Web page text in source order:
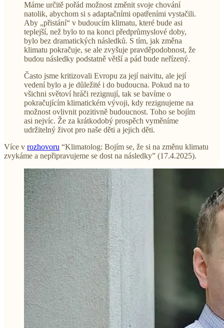
Máme určitě pořád možnost změnit svoje chování
natolik, abychom si s adaptačními opatřeními vystačili.
Aby „přistání“ v budoucím klimatu, které bude asi
teplejší, než bylo to na konci předprůmyslové doby,
bylo bez dramatických následků. S tím, jak změna
klimatu pokračuje, se ale zvyšuje pravděpodobnost, že
budou následky podstatně větší a pád bude neřízený.
Často jsme kritizovali Evropu za její naivitu, ale její
vedení bylo a je důležité i do budoucna. Pokud na to
všichni světoví hráči rezignují, tak se bavíme o
pokračujícím klimatickém vývoji, kdy rezignujeme na
možnost ovlivnit pozitivně budoucnost. Toho se bojím
asi nejvíc. Že za krátkodobý prospěch vyměníme
udržitelný život pro naše děti a jejich děti.
Více v rozhovoru “Klimatolog: Bojím se, že si na změnu klimatu
zvykáme a nepřipravujeme se dost na následky” (17.4.2025).